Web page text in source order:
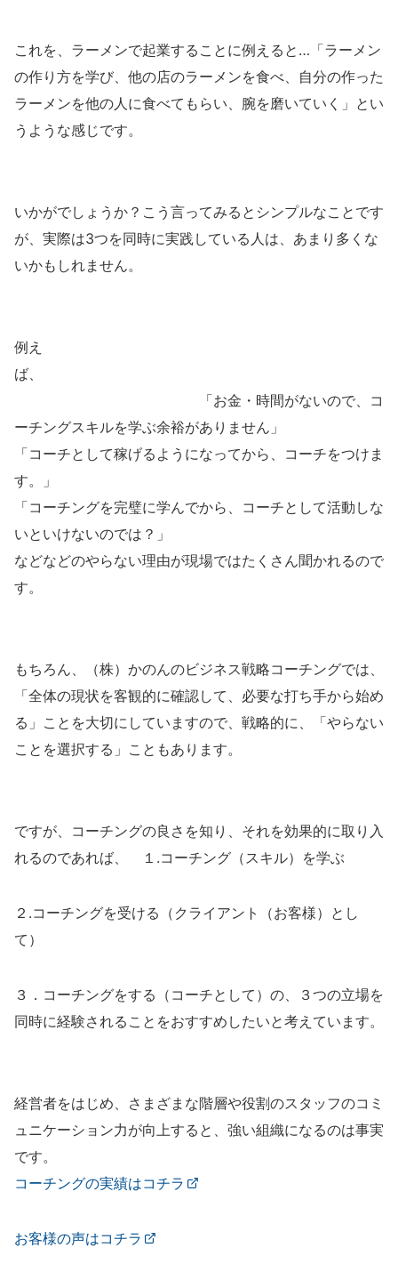
これを、ラーメンで起業することに例えると…「ラーメン
の作り方を学び、他の店のラーメンを食べ、自分の作った
ラーメンを他の人に食べてもらい、腕を磨いていく」とい
うような感じです。
いかがでしょうか？こう言ってみるとシンプルなことです
が、実際は3つを同時に実践している人は、あまり多くな
いかもしれません。
例え
ば、
「お金・時間がないので、コ
ーチングスキルを学ぶ余裕がありません」
「コーチとして稼げるようになってから、コーチをつけま
す。」
「コーチングを完璧に学んでから、コーチとして活動しな
いといけないのでは？」
などなどのやらない理由が現場ではたくさん聞かれるので
す。
もちろん、（株）かのんのビジネス戦略コーチングでは、
「全体の現状を客観的に確認して、必要な打ち手から始め
る」ことを大切にしていますので、戦略的に、「やらない
ことを選択する」こともあります。
ですが、コーチングの良さを知り、それを効果的に取り入
れるのであれば、 １.コーチング（スキル）を学ぶ
２.コーチングを受ける（クライアント（お客様）とし
て）
３．コーチングをする（コーチとして）の、３つの立場を
同時に経験されることをおすすめしたいと考えています。
経営者をはじめ、さまざまな階層や役割のスタッフのコミ
ュニケーション力が向上すると、強い組織になるのは事実
です。
コーチングの実績はコチラ
お客様の声はコチラ